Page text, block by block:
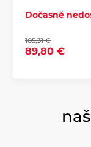
Dočasně
105,31 €
89,80 €